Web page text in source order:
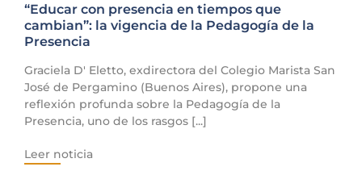
“Educar con presencia en tiempos que
cambian”: la vigencia de la Pedagogía de la
Presencia
Graciela D' Eletto, exdirectora del Colegio Marista San
José de Pergamino (Buenos Aires), propone una
reflexión profunda sobre la Pedagogía de la
Presencia, uno de los rasgos [...]
Leer noticia